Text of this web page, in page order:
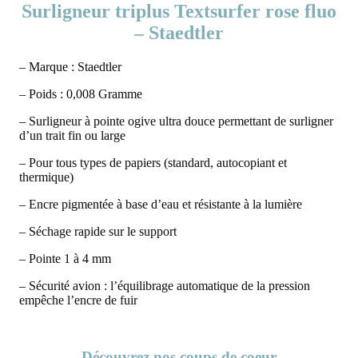
Surligneur triplus Textsurfer rose fluo
– Staedtler
– Marque : Staedtler
– Poids : 0,008 Gramme
– Surligneur à pointe ogive ultra douce permettant de surligner
d’un trait fin ou large
– Pour tous types de papiers (standard, autocopiant et
thermique)
– Encre pigmentée à base d’eau et résistante à la lumière
– Séchage rapide sur le support
– Pointe 1 à 4 mm
– Sécurité avion : l’équilibrage automatique de la pression
empêche l’encre de fuir